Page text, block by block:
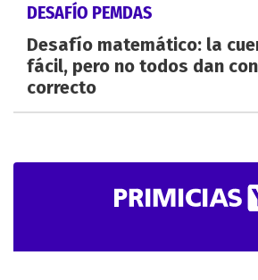
DESAFÍO PEMDAS
Desafío matemático: la
fácil, pero no todos dan
correcto